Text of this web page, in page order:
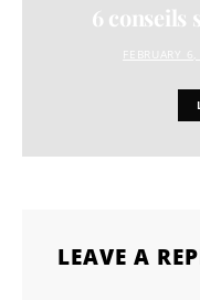
6 conseils
FEBRUARY 6,
LEAVE A